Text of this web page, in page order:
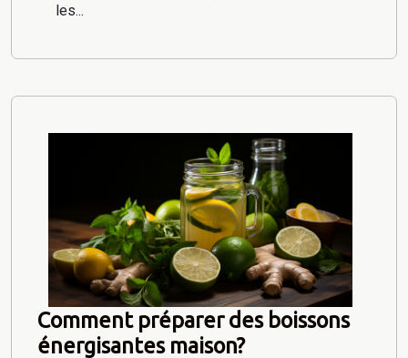
les...
Comment préparer des boissons
énergisantes maison?